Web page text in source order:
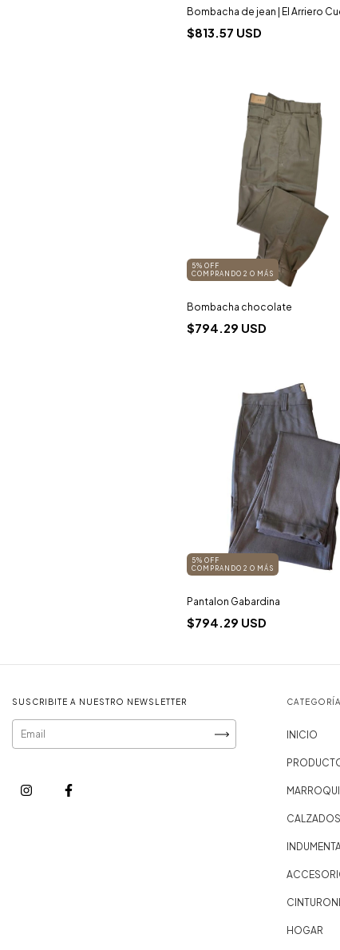
Bombacha de jean | El Arriero
$813.57 USD
5% OFF
COMPRANDO 2 O MÁS
Bombacha chocolate
$794.29 USD
5% OFF
COMPRANDO 2 O MÁS
Pantalon Gabardina
$794.29 USD
SUSCRIBITE A NUESTRO NEWSLETTER
INICIO
CALZADOS
HOGAR